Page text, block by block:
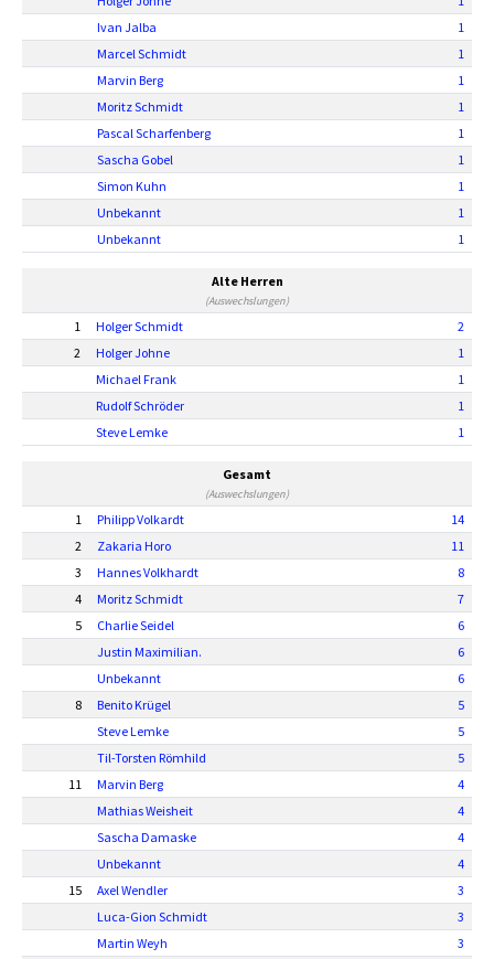
Ivan Jalba
1
Marcel Schmidt
1
Marvin Berg
1
Moritz Schmidt
1
Pascal Scharfenberg
1
Sascha Gobel
1
Simon Kuhn
1
Unbekannt
1
Unbekannt
1
Alte Herren
(Auswechslungen)
1 Holger Schmidt
2
2
Holger Johne
1
Michael Frank
1
Rudolf Schröder
1
Steve Lemke
1
Gesamt
(Auswechslungen)
1 Philipp Volkardt
14
2
Zakaria Horo
11
3
Hannes Volkhardt
8
4
Moritz Schmidt
7
5
Charlie Seidel
6
Justin Maximilian.
6
Unbekannt
6
8
Benito Krügel
5
Steve Lemke
5
Til-Torsten Römhild
5
11
Marvin Berg
4
Mathias Weisheit
4
Sascha Damaske
4
Unbekannt
4
15
Axel Wendler
3
Luca-Gion Schmidt
3
Martin Weyh
3